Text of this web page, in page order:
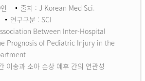
출처 : J Korean Med Sci.
연구구분 : SCI
Between Inter-Hospital
Prognosis of Pediatric Injury in the
이송과 소아 손상 예후 간의 연관성